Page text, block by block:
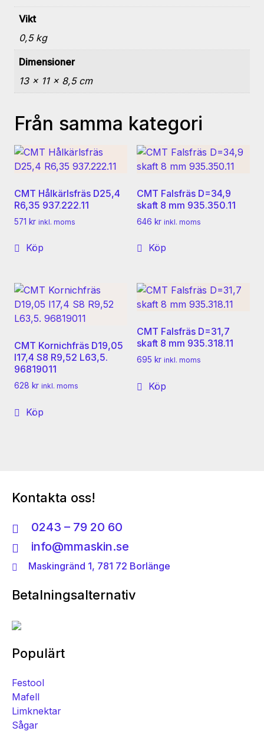
Vikt
0,5 kg
Dimensioner
13 × 11 × 8,5 cm
Från samma kategori
CMT Hålkärlsfräs D25,4
R6,35 937.222.11
571 kr inkl. moms
Köp
CMT Falsfräs D=34,9
skaft 8 mm 935.350.11
646 kr inkl. moms
Köp
CMT Kornichfräs D19,05
I17,4 S8 R9,52 L63,5.
96819011
628 kr inkl. moms
Köp
CMT Falsfräs D=31,7
skaft 8 mm 935.318.11
695 kr inkl. moms
Köp
Kontakta oss!
0243 – 79 20 60
info@mmaskin.se
Maskingränd 1, 781 72 Borlänge
Betalningsalternativ
Populärt
Festool
Mafell
Limknektar
Sågar